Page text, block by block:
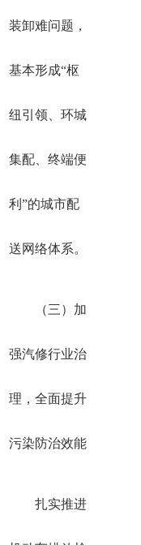
装卸难问题，
基本形成“枢
纽引领、环城
集配、终端便
利”的城市配
送网络体系。
（三）加
强汽修行业治
理，全面提升
污染防治效能
扎实推进